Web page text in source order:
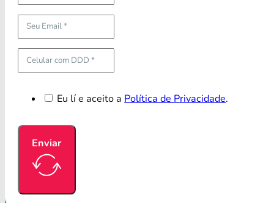
Eu lí e aceito a Política de Privacidade.
Enviar